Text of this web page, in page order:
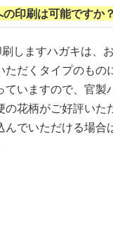
印刷は可能ですか？
しますハガキは、
ただくタイプのもの
ていますので、官製
の花柄がご好評いた
んでいただける場合